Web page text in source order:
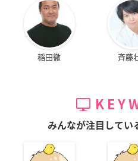
稲田徹 斉藤
みんなが注目してい